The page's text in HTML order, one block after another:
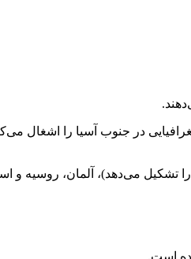
منطقه جغرافیایی در جنوب آسیا را
است.